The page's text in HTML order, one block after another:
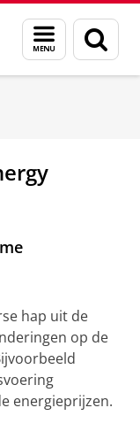
Menu
en
zoeken
Management &
hap uit de
op de
energieprijzen.